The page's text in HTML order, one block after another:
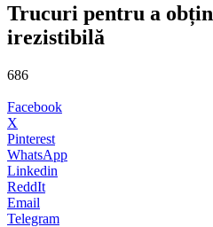
Trucuri pentru a
irezistibilă
686
Facebook
X
Pinterest
WhatsApp
Linkedin
ReddIt
Email
Telegram